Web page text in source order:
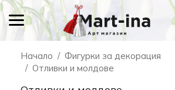
Начало
Фигурки за декорация
Отливки и молдове